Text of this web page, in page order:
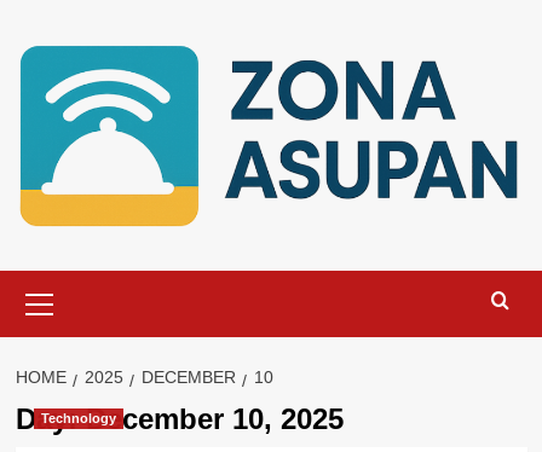
Menu
HOME 2025 DECEMBER 10
Day:December 10, 2025
Technology